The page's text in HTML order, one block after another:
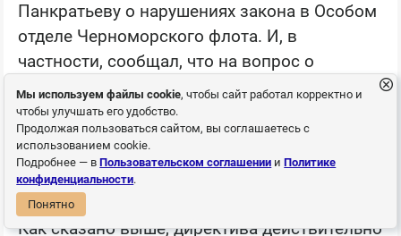
Панкратьеву о нарушениях закона в Особом
отделе Черноморского флота. И, в
частности, сообщал, что на вопрос о
практикуемых там в ходе следствия
избиениях начальник Особого отдела флота
Лебедев открыто заявил прокурору: «Бил и
бить буду. Я имею на сей счет директиву
Берия».
Как сказано выше, директива действительно
Мы используем файлы cookie, чтобы сайт работал корректно и
чтобы улучшать его удобство.
Продолжая пользоваться сайтом, вы соглашаетесь с
использованием cookie.
Подробнее — вПользовательском соглашении иПолитике
конфиденциальности.
Понятно